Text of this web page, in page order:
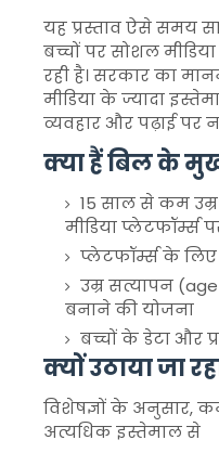
यह प्रस्ताव ऐसे समय
बच्चों पर सोशल
रही है। सरकार का
मीडिया के ज्यादा
व्यवहार और पढ़ाई पर
क्या हैं बिल के
15 साल से कम
मीडिया प्लेटफॉर्म्स
प्लेटफॉर्म्स के
उम्र सत्यापन
बनाने की योजना
बच्चों के डेटा और
क्यों उठाया जा
विशेषज्ञों के अनुसार,
अत्यधिक इस्तेमाल से